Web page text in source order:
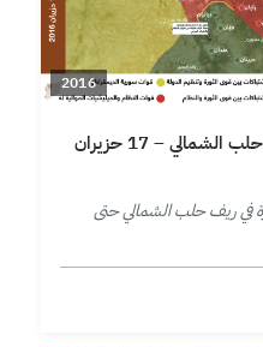
2016
مواقع النفوذ والسيطرة – ريف حلب الشمالي – 17 حزيران
في ريف حلب الشمالي حتى